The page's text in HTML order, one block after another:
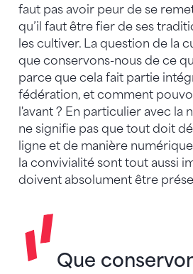
faut pas avoir peur de se
qu’il faut être fier de ses
les cultiver. La question de la
que conservons-nous de ce
parce que cela fait partie
fédération, et comment
l'avant ? En particulier avec la
ne signifie pas que tout doit
ligne et de manière
la convivialité sont tout aussi
doivent absolument être
Que